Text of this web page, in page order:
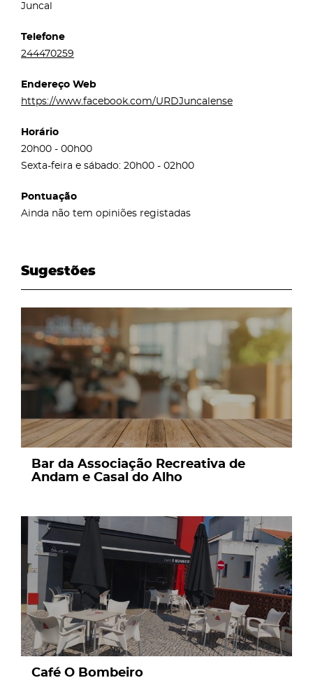
Juncal
Telefone
244470259
Endereço Web
https://www.facebook.com/URDJuncalense
Horário
20h00 - 00h00
Sexta-feira e sábado: 20h00 - 02h00
Pontuação
Ainda não tem opiniões registadas
Sugestões
page
Bar da Associação Recreativa de
Andam e Casal do Alho
page
Café O Bombeiro